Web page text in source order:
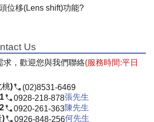
位移(Lens shift)功能?
Us
求，歡迎您與我們聯絡(服務時間:平日
桃)
(02)8531-6469
0928-218-878張先生
0920-261-363陳先生
)
0926-848-256何先生